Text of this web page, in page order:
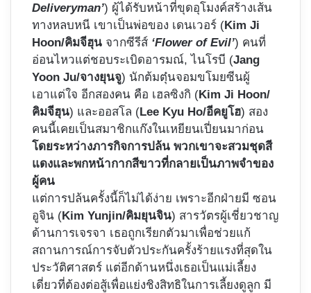
Deliveryman’) ผู้ได้รับหน้าที่ขุดอุโมงค์สร้างเส้น
ทางหลบหนี เขาเป็นพ่อของ เดนเวอร์ (Kim Ji
Hoon/คิมจีฮุน จากซีรีส์ ‘Flower of Evil’) คนที่
อ่อนไหวแต่ชอบระเบิดอารมณ์, ไนโรบี (Jang
Yoon Ju/จางยุนจู) นักต้มตุ๋นจอมขโมยซีนผู้
เอาแต่ใจ อีกสองคน คือ เฮลซิงกิ (Kim Ji Hoon/
คิมจีฮุน) และออสโล (Lee Kyu Ho/อีคยูโฮ) สอง
คนนี้เคยเป็นสมาชิกแก๊งในเหยียนเปี่ยนมาก่อน
โดยระหว่างภารกิจการปล้น พวกเขาจะสวมชุดสี
แดงและพกหน้ากากสีขาวที่กลายเป็นภาพจำของ
ผู้คน
แต่การปล้นครั้งนี้ก็ไม่ได้ง่าย เพราะอีกฝ่ายมี ซอน
อูจิน (Kim Yunjin/คิมยุนจิน) สารวัตรผู้เชี่ยวชาญ
ด้านการเจรจา เธอถูกเรียกตัวมาเพื่อช่วยแก้
สถานการณ์การจับตัวประกันครั้งร้ายแรงที่สุดใน
ประวัติศาสตร์ แต่อีกด้านหนึ่งเธอเป็นแม่เลี้ยง
เดี่ยวที่ต้องต่อสู้เพื่อแย่งชิงสิทธิในการเลี้ยงดูลูก มี